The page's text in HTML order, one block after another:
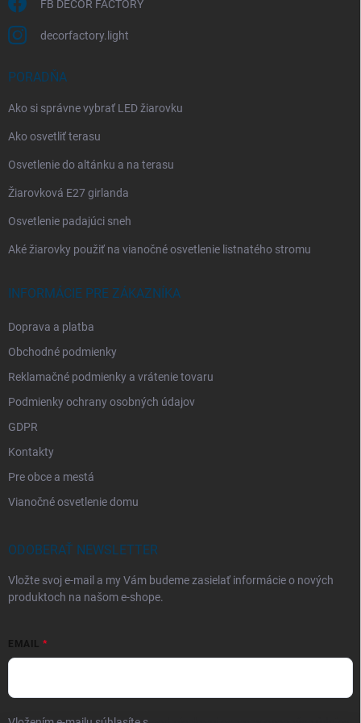
FB DECOR FACTORY
decorfactory.light
PORADŇA
Ako si správne vybrať LED žiarovku
Ako osvetliť terasu
Osvetlenie do altánku a na terasu
Žiarovková E27 girlanda
Osvetlenie padajúci sneh
Aké žiarovky použiť na vianočné osvetlenie listnatého stromu
INFORMÁCIE PRE ZÁKAZNÍKA
Doprava a platba
Obchodné podmienky
Reklamačné podmienky a vrátenie tovaru
Podmienky ochrany osobných údajov
GDPR
Kontakty
Pre obce a mestá
Vianočné osvetlenie domu
ODOBERAŤ NEWSLETTER
Vložte svoj e-mail a my Vám budeme zasielať informácie o nových
produktoch na našom e-shope.
EMAIL